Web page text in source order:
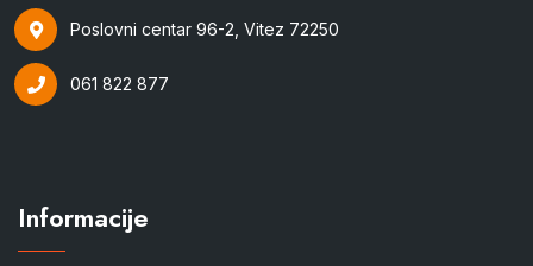
Poslovni centar 96-2, Vitez 72250
061 822 877
Informacije